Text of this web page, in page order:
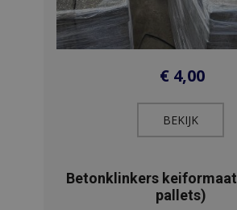
€ 4,00
BEKIJK​
Betonklinkers
pallets)